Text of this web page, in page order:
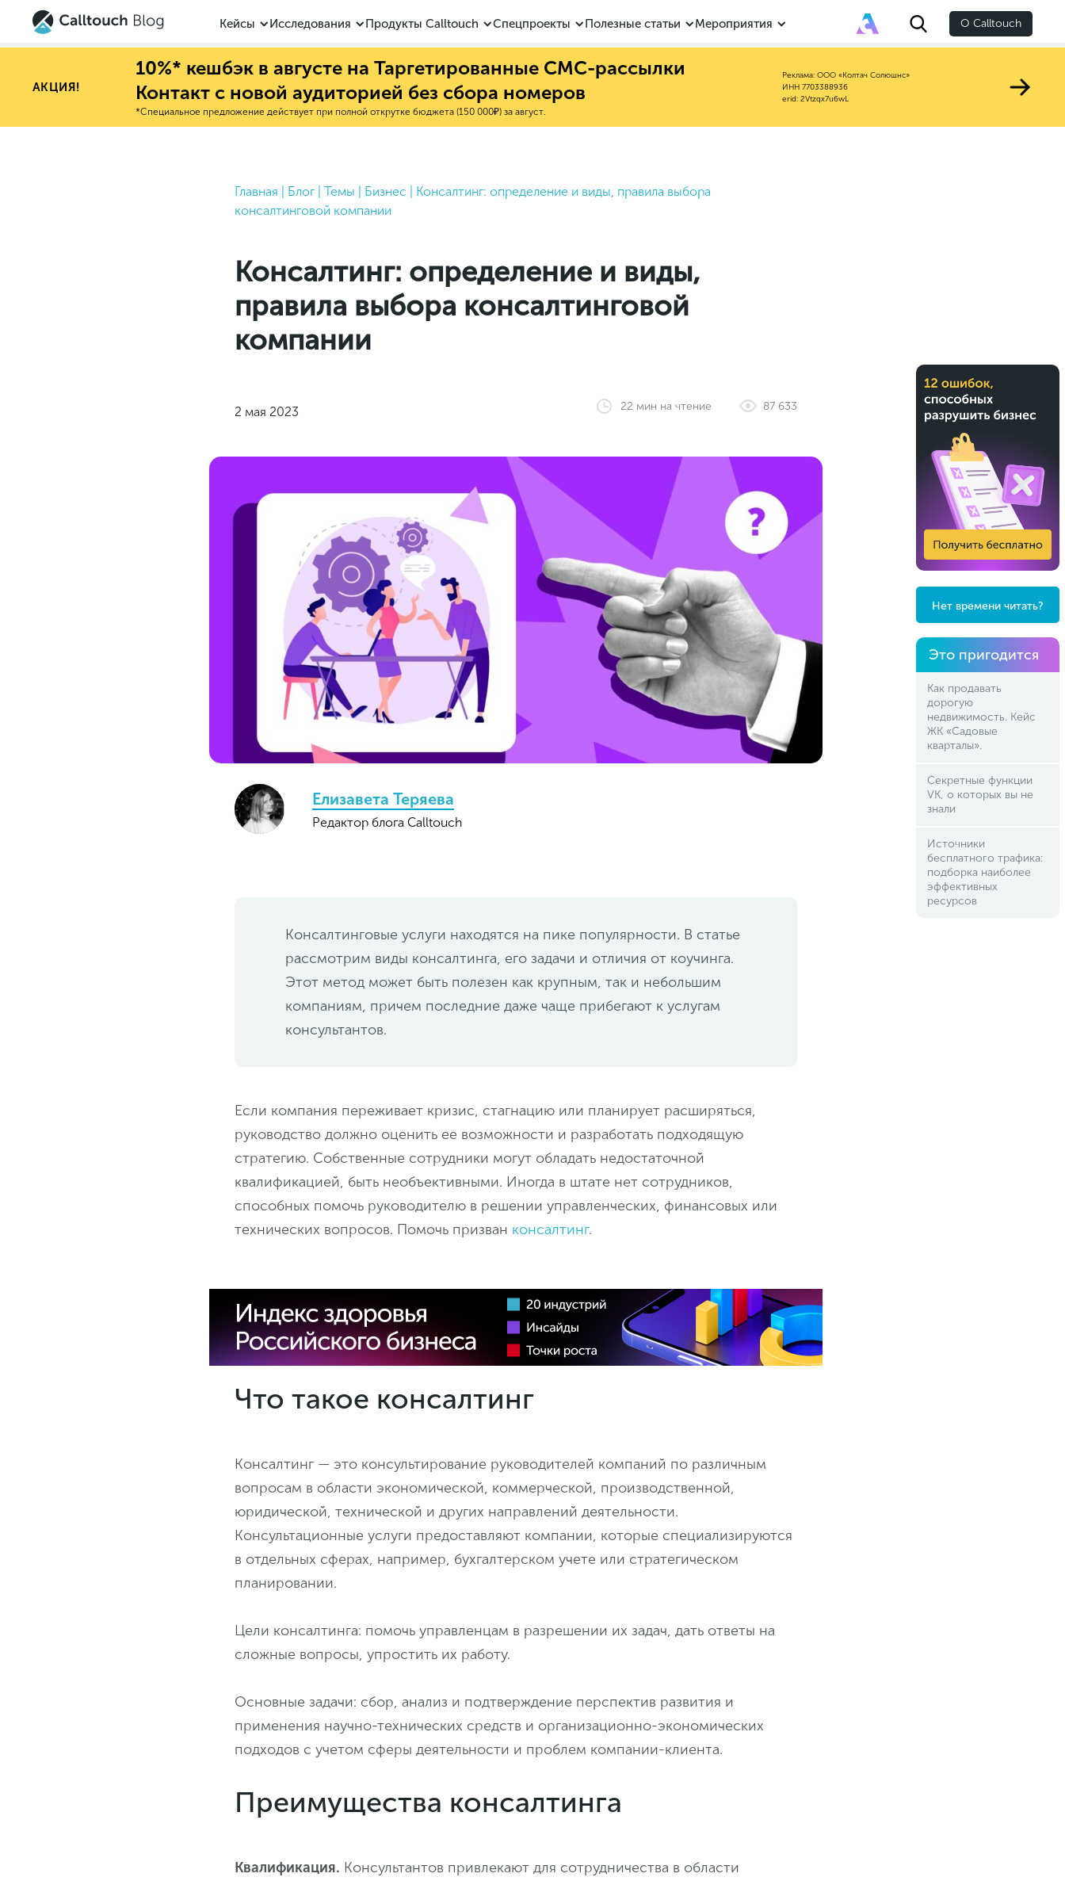
Кейсы Исследования Продукты Calltouch Спецпроекты Полезные статьи Мероприятия О Calltouch
АКЦИЯ!
10%* кешбэк в августе на Таргетированные СМС-рассылки
Контакт с новой аудиторией без сбора номеров
*Специальное предложение действует при полной открутке бюджета (150 000₽) за август.
Реклама: ООО «Колтач Солюшнс»
ИНН 7703388936
erid: 2Vtzqx7u6wL
Главная Блог| Темы Бизнес
Консалтинг: определение и виды, правила выбора
консалтинговой компании
Консалтинг: определение и виды,
правила выбора консалтинговой
компании
2 мая 2023 22 мин на чтение 87 633
Елизавета Теряева
Редактор блога Calltouch
Консалтинговые услуги находятся на пике популярности. В статье
рассмотрим виды консалтинга, его задачи и отличия от коучинга.
Этот метод может быть полезен как крупным, так и небольшим
компаниям, причем последние даже чаще прибегают к услугам
консультантов.
Если компания переживает кризис, стагнацию или планирует расширяться,
руководство должно оценить ее возможности и разработать подходящую
стратегию. Собственные сотрудники могут обладать недостаточной
квалификацией, быть необъективными. Иногда в штате нет сотрудников,
способных помочь руководителю в решении управленческих, финансовых или
технических вопросов. Помочь призван консалтинг.
Что такое консалтинг
Консалтинг — это консультирование руководителей компаний по различным
вопросам в области экономической, коммерческой, производственной,
юридической, технической и других направлений деятельности.
Консультационные услуги предоставляют компании, которые специализируются
в отдельных сферах, например, бухгалтерском учете или стратегическом
планировании.
Цели консалтинга: помочь управленцам в разрешении их задач, дать ответы на
сложные вопросы, упростить их работу.
Основные задачи: сбор, анализ и подтверждение перспектив развития и
применения научно-технических средств и организационно-экономических
подходов с учетом сферы деятельности и проблем компании-клиента.
Преимущества консалтинга
Квалификация. Консультантов привлекают для сотрудничества в области
Нет времени читать?
Это пригодится
Как продавать
дорогую
недвижимость. Кейс
ЖК «Садовые
кварталы».
Секретные функции
VK, о которых вы не
знали
Источники
бесплатного трафика:
подборка наиболее
эффективных
ресурсов